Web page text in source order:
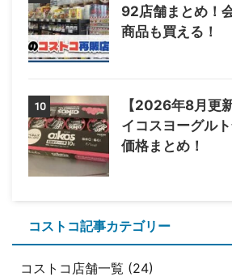
92店舗まとめ！
商品も買える！
10
【2026年8月更
イコスヨーグル
価格まとめ！
コストコ記事カテゴリー
コストコ店舗一覧 (24)